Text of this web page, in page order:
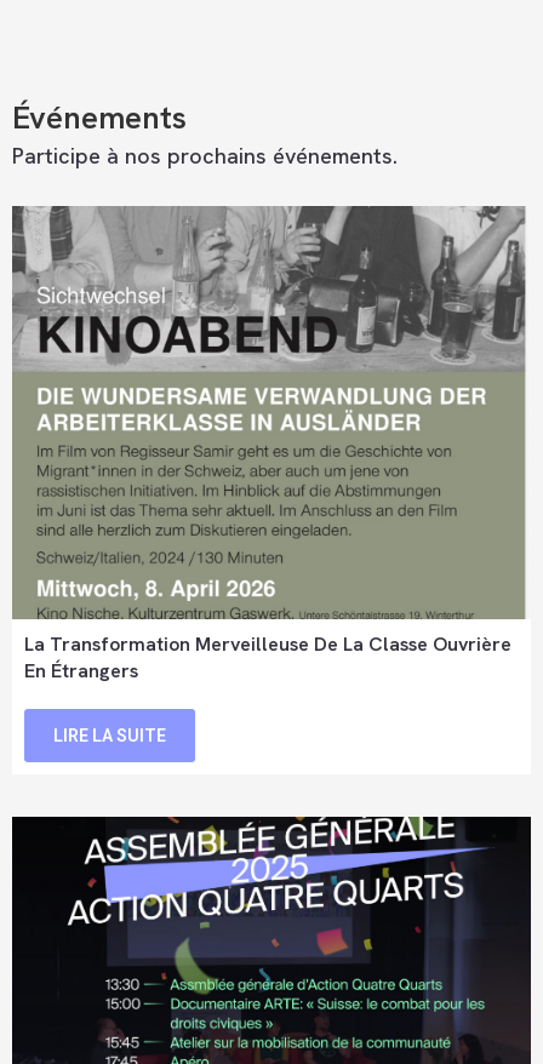
Événements
Participe à nos prochains événements.
La Transformation Merveilleuse De La Classe Ouvrière
En Étrangers
LIRE LA SUITE